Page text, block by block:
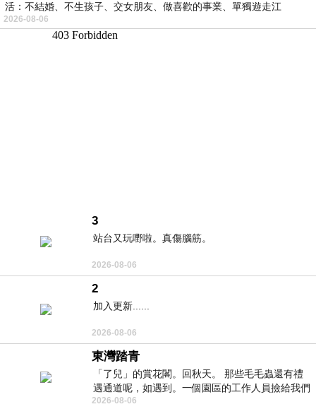
活：不結婚、不生孩子、交女朋友、做喜歡的事業、單獨遊走江
湖⋯⋯，
2026-08-06
3
站台又玩嘢啦。真傷腦筋。
2026-08-06
2
加入更新......
2026-08-06
東灣踏青
「了兒」的賞花閣。回秋天。 那些毛毛蟲還有禮
遇通道呢，如遇到。一個園區的工作人員撿給我們
細賞。
2026-08-06